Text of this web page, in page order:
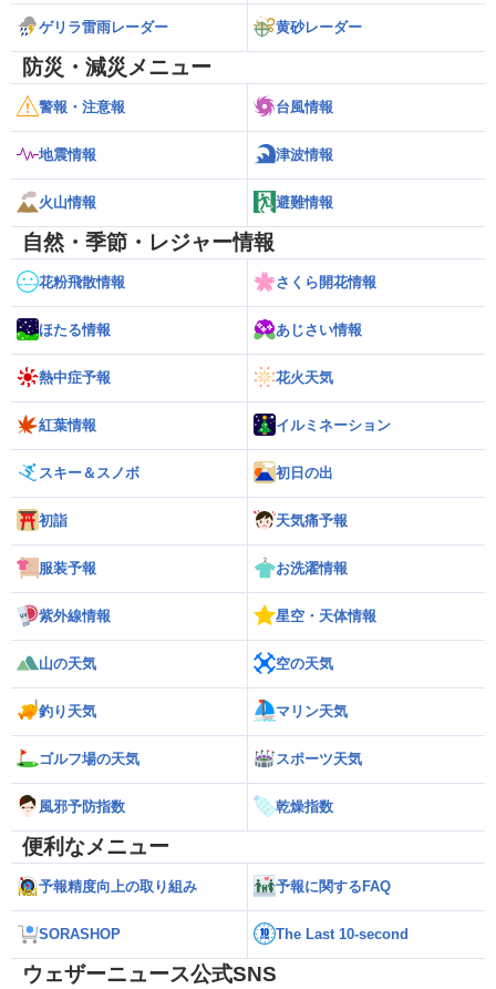
ゲリラ雷雨レーダー 黄砂レーダー
防災・減災メニュー
警報・注意報 台風情報
地震情報 津波情報
火山情報 避難情報
自然・季節・レジャー情報
花粉飛散情報 さくら開花情報
ほたる情報 あじさい情報
熱中症予報 花火天気
紅葉情報 イルミネーション
スキー＆スノボ 初日の出
初詣 天気痛予報
服装予報 お洗濯情報
紫外線情報 星空・天体情報
山の天気 空の天気
釣り天気 マリン天気
ゴルフ場の天気 スポーツ天気
風邪予防指数 乾燥指数
便利なメニュー
予報精度向上の取り組み 予報に関するFAQ
SORASHOP The Last 10-second
ウェザーニュース公式SNS